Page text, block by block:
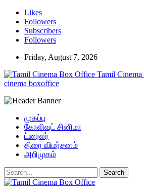
Likes
Followers
Subscribers
Followers
Friday, August 7, 2026
Tamil
cinema boxoffice
முகப்பு
கோலிவுட் சினிமா
ட்ரைலர்
திரை விமர்சனம்
அறிமுகம்